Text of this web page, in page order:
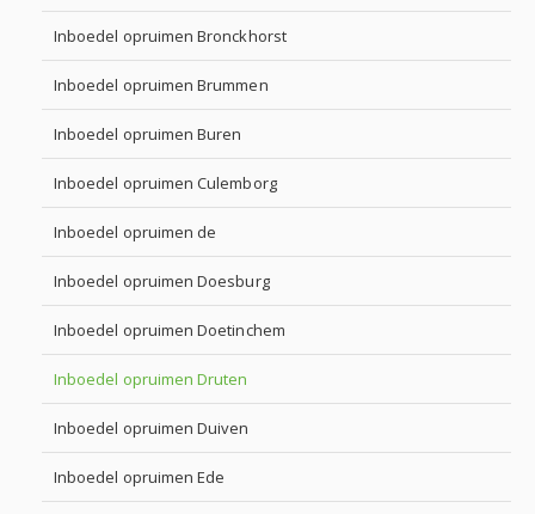
Inboedel opruimen Bronckhorst
Inboedel opruimen Brummen
Inboedel opruimen Buren
Inboedel opruimen Culemborg
Inboedel opruimen de
Inboedel opruimen Doesburg
Inboedel opruimen Doetinchem
Inboedel opruimen Druten
Inboedel opruimen Duiven
Inboedel opruimen Ede